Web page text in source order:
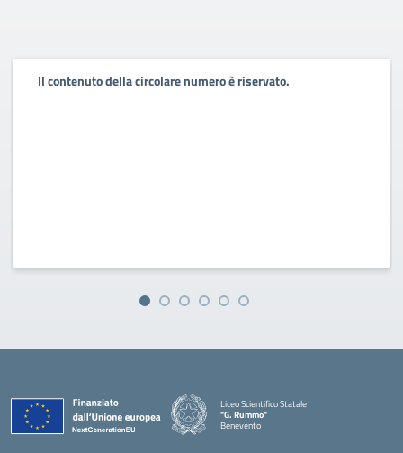
Il contenuto della circolare numero è riservato.
Liceo Scientifico Statale
"G. Rummo"
Benevento